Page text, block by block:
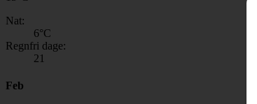
Nat:
6°C
Regnfri dage:
21
Feb